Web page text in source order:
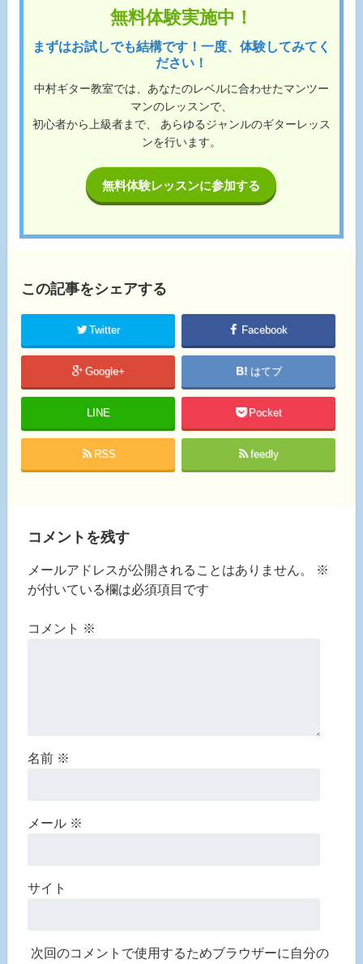
無料体験実施中！
まずはお試しでも結構です！一度、体験してみてく
ださい！
中村ギター教室では、あなたのレベルに合わせたマンツー
マンのレッスンで、
初心者から上級者まで、 あらゆるジャンルのギターレッス
ンを行います。
無料体験レッスンに参加する
この記事をシェアする
Twitter Facebook
Google+ はてブ
LINE Pocket
RSS feedly
コメントを残す
メールアドレスが公開されることはありません。
※
が付いている欄は必須項目です
コメント ※
名前 ※
メール ※
サイト
次回のコメントで使用するためブラウザーに自分の